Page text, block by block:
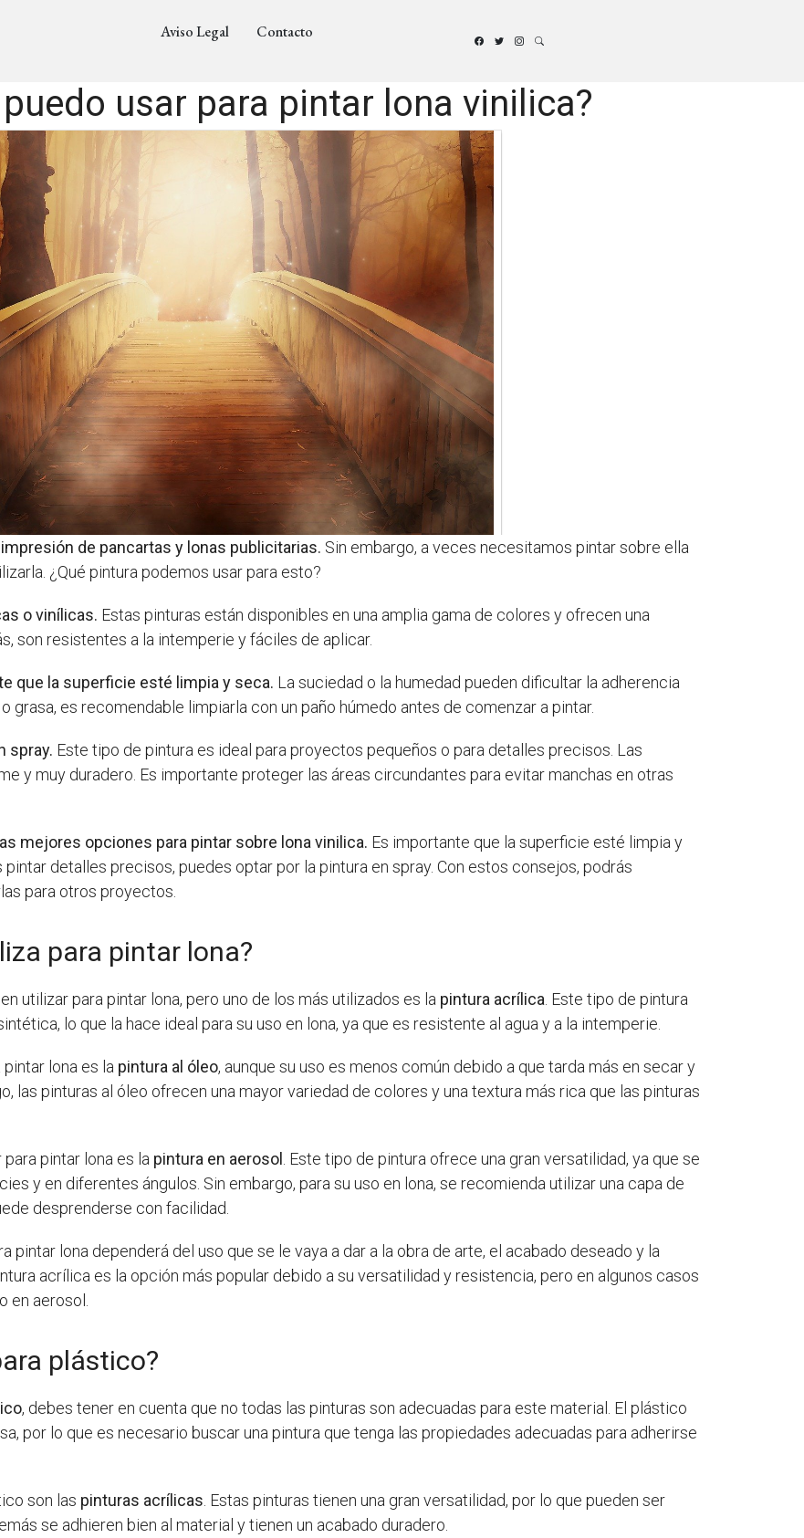
Aviso Legal Contacto
usar para pintar lona vinilica?
de pancartas y lonas publicitarias. Sin embargo, a veces necesitamos pintar sobre ella
¿Qué pintura podemos usar para esto?
o vinílicas. Estas pinturas están disponibles en una amplia gama de colores y ofrecen una
son resistentes a la intemperie y fáciles de aplicar.
que la superficie esté limpia y seca. La suciedad o la humedad pueden dificultar la adherencia
grasa, es recomendable limpiarla con un paño húmedo antes de comenzar a pintar.
spray. Este tipo de pintura es ideal para proyectos pequeños o para detalles precisos. Las
y muy duradero. Es importante proteger las áreas circundantes para evitar manchas en otras
mejores opciones para pintar sobre lona vinilica. Es importante que la superficie esté limpia y
detalles precisos, puedes optar por la pintura en spray. Con estos consejos, podrás
para otros proyectos.
para pintar lona?
utilizar para pintar lona, pero uno de los más utilizados es la pintura acrílica . Este tipo de pintura
lo que la hace ideal para su uso en lona, ya que es resistente al agua y a la intemperie.
lona es la pintura al óleo, aunque su uso es menos común debido a que tarda más en secar y
las pinturas al óleo ofrecen una mayor variedad de colores y una textura más rica que las pinturas
pintar lona es la pintura en aerosol . Este tipo de pintura ofrece una gran versatilidad, ya que se
y en diferentes ángulos. Sin embargo, para su uso en lona, se recomienda utilizar una capa de
desprenderse con facilidad.
pintar lona dependerá del uso que se le vaya a dar a la obra de arte, el acabado deseado y la
acrílica es la opción más popular debido a su versatilidad y resistencia, pero en algunos casos
en aerosol.
plástico?
, debes tener en cuenta que no todas las pinturas son adecuadas para este material. El plástico
por lo que es necesario buscar una pintura que tenga las propiedades adecuadas para adherirse
son las pinturas acrílicas . Estas pinturas tienen una gran versatilidad, por lo que pueden ser
se adhieren bien al material y tienen un acabado duradero.